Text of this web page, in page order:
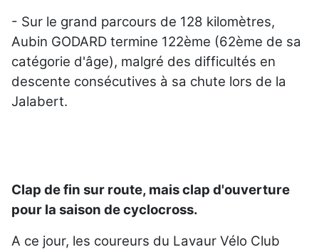
- Sur le grand parcours de 128 kilomètres,
Aubin GODARD termine 122ème (62ème de sa
catégorie d'âge), malgré des difficultés en
descente consécutives à sa chute lors de la
Jalabert.
Clap de fin sur route, mais clap d'ouverture
pour la saison de cyclocross.
A ce jour, les coureurs du Lavaur Vélo Club